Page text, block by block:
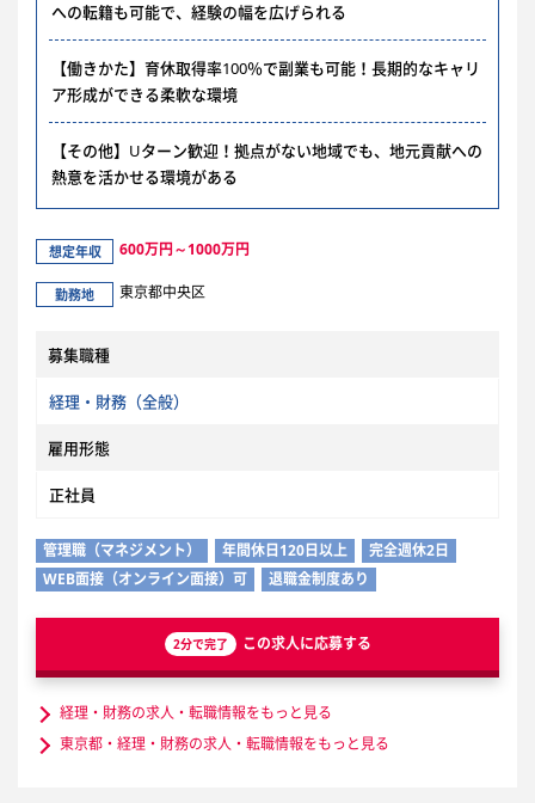
への転籍も可能で、経験の幅を広げられる
【働きかた】育休取得率100％で副業も可能！長期的なキャリ
ア形成ができる柔軟な環境
【その他】Uターン歓迎！拠点がない地域でも、地元貢献への
熱意を活かせる環境がある
想定年収 600万円～1000万円
勤務地 東京都中央区
募集職種
経理・財務（全般）
雇用形態
正社員
管理職（マネジメント） 年間休日120日以上
完全週休2日
WEB面接（オンライン面接）可
退職金制度あり
2分で完了 この求人に応募する
経理・財務の求人・転職情報をもっと見る
東京都・経理・財務の求人・転職情報をもっと見る